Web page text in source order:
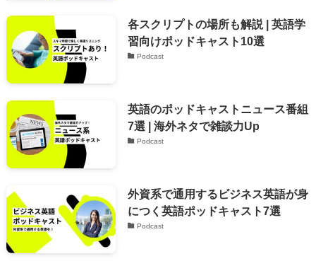
各スクリプトの場所も解説 | 英語学
習向けポッドキャスト10選
Podcast
英語のポッドキャストニュース番組
7選 | 海外ネタで雑談力Up
Podcast
外資系で通用するビジネス英語が身
につく英語ポッドキャスト7選
Podcast